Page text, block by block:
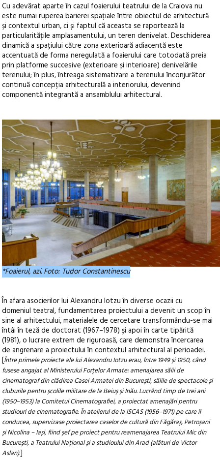
Cu adevărat aparte în cazul foaierului teatrului de la Craiova nu
este numai ruperea barierei spațiale între obiectul de arhitectură
și contextul urban, ci și faptul că aceasta se raportează la
particularitățile amplasamentului, un teren denivelat. Deschiderea
dinamică a spațiului către zona exterioară adiacentă este
accentuată de forma neregulată a foaierului care totodată preia
prin platforme succesive (exterioare și interioare) denivelările
terenului; în plus, întreaga sistematizare a terenului înconjurător
continuă concepția arhitecturală a interiorului, devenind
componentă integrantă a ansamblului arhitectural.
*Foaierul, azi. Foto: Tudor Constantinescu
În afara asocierilor lui Alexandru Iotzu în diverse ocazii cu
domeniul teatral, fundamentarea proiectului a devenit un scop în
sine al arhitectului, materialele de cercetare transformându-se mai
întâi în teză de doctorat (1967–1978) și apoi în carte tipărită
(1981), o lucrare extrem de riguroasă, care demonstra încercarea
de angrenare a proiectului în contextul arhitectural al perioadei.
[Între primele proiecte ale lui Alexandru Iotzu erau, între 1949 și 1950, când
fusese angajat al Ministerului Forțelor Armate: amenajarea sălii de
cinematograf din clădirea Casei Armatei din București, sălile de spectacole și
cluburile pentru școlile militare de la Beiuș și Inău. Lucrând timp de trei ani
(1950–1953) la Comitetul Cinematografiei, a proiectat amenajări pentru
studiouri de cinematografie. În atelierul de la ISCAS (1956–1971) pe care îl
conducea, supervizase proiectarea caselor de cultură din Făgăraș, Petroșani
și Nicolina – Iași, fiind șef pe proiect pentru reamenajarea Teatrului Mic din
București, a Teatrului Național și a studioului din Arad (alături de Victor
Aslan).]